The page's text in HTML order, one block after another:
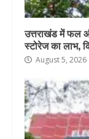
उत्तराखंड में फल
स्टोरेज का लाभ,
August 5, 2026